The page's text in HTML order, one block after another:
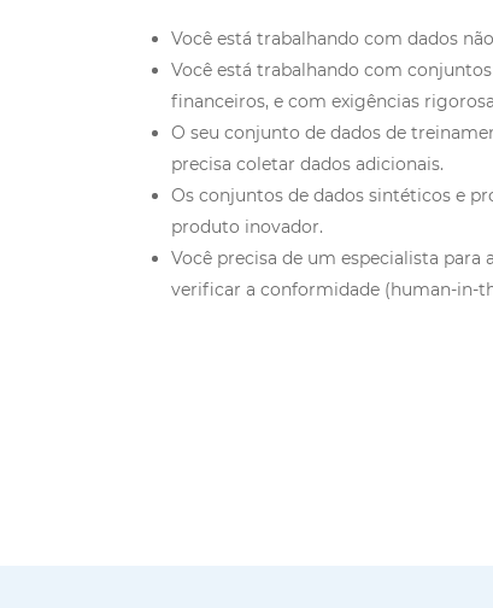
Você está trabalhando com dados
Você está trabalhando com
financeiros, e com exigências
O seu conjunto de dados de
precisa coletar dados adicionais.
Os conjuntos de dados sintéticos e
produto inovador.
Você precisa de um especialista para
verificar a conformidade (human-in-